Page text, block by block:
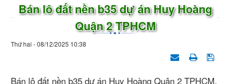
Bán lô đất nền b35 dự án Huy Hoàng
Quận 2 TPHCM
Thứ hai - 08/12/2025 10:38
Bán lô đất nền b35 dự án Huy Hoàng Quận 2 TPHCM,